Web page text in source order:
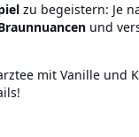
zu begeistern: Je
und
mit Vanille und